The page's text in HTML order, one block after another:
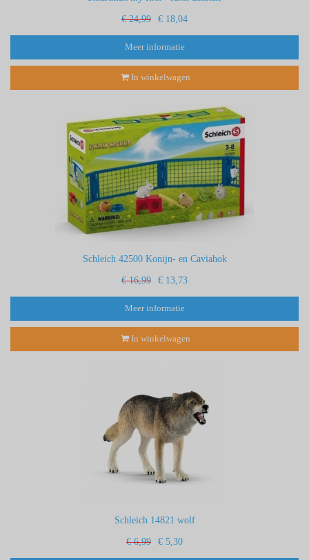
€ 24,99 € 18,04
Meer informatie
In winkelwagen
Schleich 42500 Konijn- en Caviahok
€ 16,99 € 13,73
Meer informatie
In winkelwagen
Schleich 14821 wolf
€ 6,99 € 5,30